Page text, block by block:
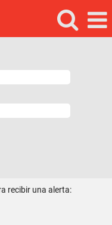
recibir una alerta: